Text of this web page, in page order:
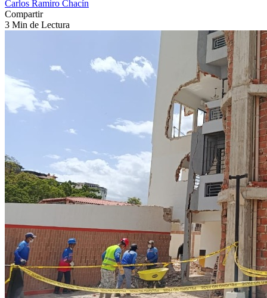
Carlos Ramiro Chacín
Compartir
3 Min de Lectura